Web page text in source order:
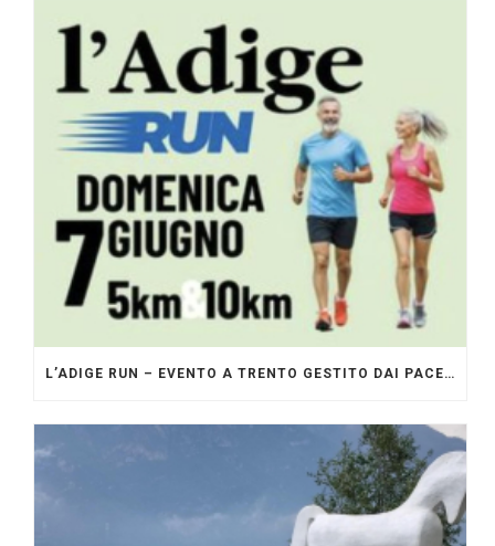
L’ADIGE RUN – EVENTO A TRENTO GESTITO DAI PACERS GLI ORIGINALI